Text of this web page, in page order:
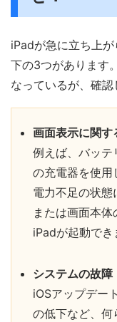
iPadが急に立ち上
下の3つがあります
なっているが、確認
画面表示に関す
例えば、バッテ
の充電器を使
電力不足の状
または画面本
iPadが起動でき
システムの故障
iOSアップデー
の低下など、何